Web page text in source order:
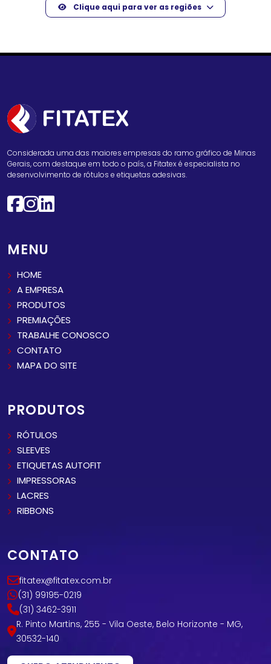
Clique aqui para ver as regiões
Considerada uma das maiores empresas do ramo gráfico de Minas
Gerais, com destaque em todo o país, a Fitatex é especialista no
desenvolvimento de rótulos e etiquetas adesivas.
MENU
HOME
A EMPRESA
PRODUTOS
PREMIAÇÕES
TRABALHE CONOSCO
CONTATO
MAPA DO SITE
PRODUTOS
RÓTULOS
SLEEVES
ETIQUETAS AUTOFIT
IMPRESSORAS
LACRES
RIBBONS
CONTATO
fitatex@fitatex.com.br
(31) 99195-0219
(31) 3462-3911
R. Pinto Martins, 255 - Vila Oeste, Belo Horizonte - MG,
30532-140